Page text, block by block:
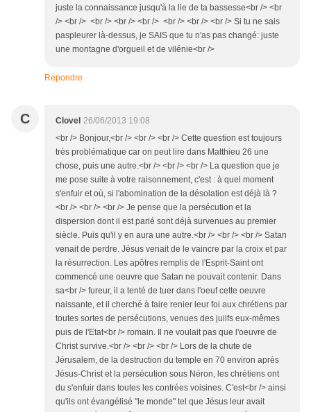
juste la connaissance jusqu'à la lie de ta bassesse<br /> <br
/> <br /> <br /> <br /> <br /> <br /> <br /> <br /> Si tu ne sais
paspleurer là-dessus, je SAIS que tu n'as pas changé: juste
une montagne d'orgueil et de vilénie<br />
Répondre
C Clovel 26/06/2013 19:08
<br /> Bonjour,<br /> <br /> <br /> Cette question est toujours
très problématique car on peut lire dans Matthieu 26 une
chose, puis une autre.<br /> <br /> <br /> La question que je
me pose suite à votre raisonnement, c'est : à quel moment
s'enfuir et où, si l'abomination de la désolation est déjà là ?
<br /> <br /> <br /> Je pense que la persécution et la
dispersion dont il est parlé sont déjà survenues au premier
siècle. Puis qu'il y en aura une autre.<br /> <br /> <br /> Satan
venait de perdre. Jésus venait de le vaincre par la croix et par
la résurrection. Les apôtres remplis de l'Esprit-Saint ont
commencé une oeuvre que Satan ne pouvait contenir. Dans
sa<br /> fureur, il a tenté de tuer dans l'oeuf cette oeuvre
naissante, et il cherché à faire renier leur foi aux chrétiens par
toutes sortes de persécutions, venues des juilfs eux-mêmes
puis de l'Etat<br /> romain. Il ne voulait pas que l'oeuvre de
Christ survive.<br /> <br /> <br /> Lors de la chute de
Jérusalem, de la destruction du temple en 70 environ après
Jésus-Christ et la persécution sous Néron, les chrétiens ont
du s'enfuir dans toutes les contrées voisines. C'est<br /> ainsi
qu'ils ont évangélisé "le monde" tel que Jésus leur avait